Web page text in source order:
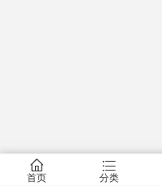
󰂠
首页
󰂦
分类